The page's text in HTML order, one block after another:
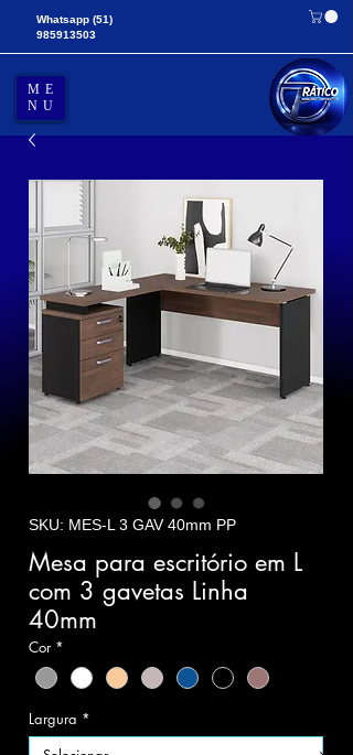
ME
NU
Whatsapp (51)
985913503
SKU: MES-L 3 GAV 40mm PP
Mesa para escritório em L
com 3 gavetas Linha
40mm
Cor *
Largura *